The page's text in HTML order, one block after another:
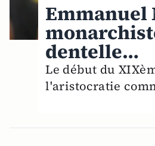
Emmanuel
dentelle…
Le début du
l'aristocratie